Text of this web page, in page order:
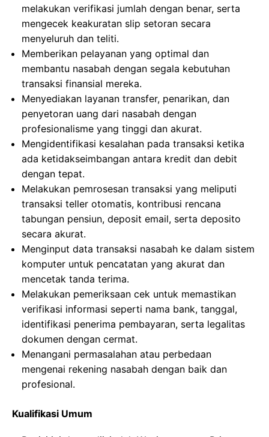
melakukan verifikasi jumlah dengan benar, serta
mengecek keakuratan slip setoran secara
menyeluruh dan teliti.
Memberikan pelayanan yang optimal dan
membantu nasabah dengan segala kebutuhan
transaksi finansial mereka.
Menyediakan layanan transfer, penarikan, dan
penyetoran uang dari nasabah dengan
profesionalisme yang tinggi dan akurat.
Mengidentifikasi kesalahan pada transaksi ketika
ada ketidakseimbangan antara kredit dan debit
dengan tepat.
Melakukan pemrosesan transaksi yang meliputi
transaksi teller otomatis, kontribusi rencana
tabungan pensiun, deposit email, serta deposito
secara akurat.
Menginput data transaksi nasabah ke dalam sistem
komputer untuk pencatatan yang akurat dan
mencetak tanda terima.
Melakukan pemeriksaan cek untuk memastikan
verifikasi informasi seperti nama bank, tanggal,
identifikasi penerima pembayaran, serta legalitas
dokumen dengan cermat.
Menangani permasalahan atau perbedaan
mengenai rekening nasabah dengan baik dan
profesional.
Kualifikasi Umum